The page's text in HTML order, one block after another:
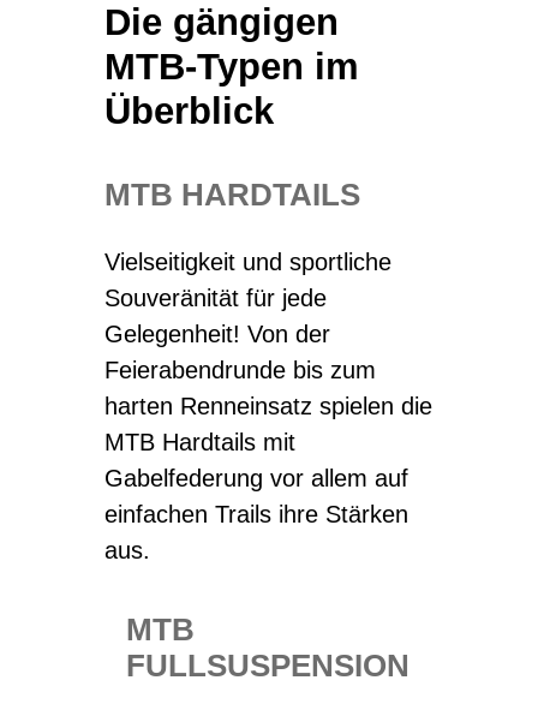
Die gängigen
MTB-Typen im
Überblick
MTB HARDTAILS
Vielseitigkeit und sportliche
Souveränität für jede
Gelegenheit! Von der
Feierabendrunde bis zum
harten Renneinsatz spielen die
MTB Hardtails mit
Gabelfederung vor allem auf
einfachen Trails ihre Stärken
aus.
MTB
FULLSUSPENSION